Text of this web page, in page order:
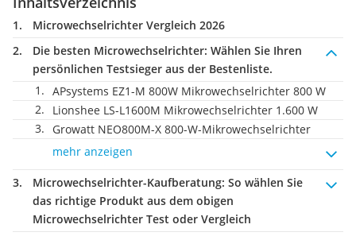
Microwechselrichter Vergleich 2026
Die besten Microwechselrichter: Wählen Sie Ihren
persönlichen Testsieger aus der Bestenliste.
APsystems EZ1-M 800W Mikrowechselrichter 800 W
Lionshee LS-L1600M Mikrowechselrichter 1.600 W
Growatt NEO800M-X 800-W-Mikrowechselrichter
mehr anzeigen
Microwechselrichter-Kaufberatung: So wählen Sie
das richtige Produkt aus dem obigen
Microwechselrichter Test oder Vergleich